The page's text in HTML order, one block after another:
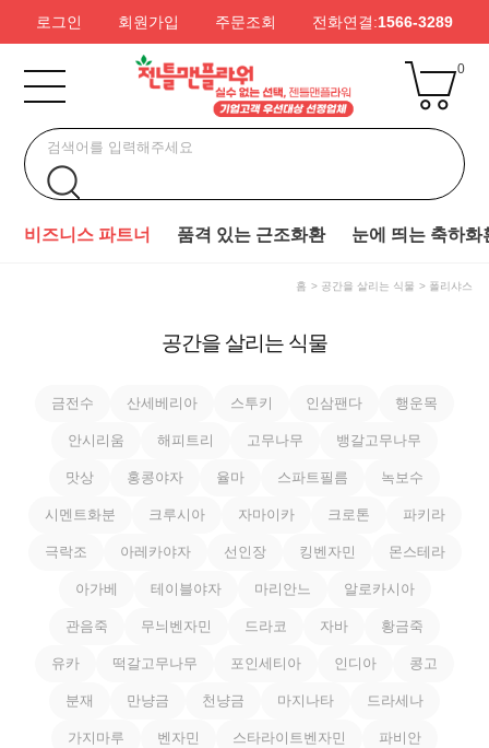
로그인 회원가입 주문조회 전화연결:1566-3289
0
비즈니스 파트너 품격 있는 근조화환 눈에 띄는 축하화
홈 공간을 살리는 식물 폴리샤스
공간을 살리는 식물
금전수 산세베리아 스투키 인삼팬다 행운목
안시리움 해피트리 고무나무 뱅갈고무나무
맛상 홍콩야자 율마 스파트필름 녹보수
시멘트화분 크루시아 자마이카 크로톤 파키라
극락조 아레카야자 선인장 킹벤자민 몬스테라
아가베 테이블야자 마리안느 알로카시아
관음죽 무늬벤자민 드라코 자바 황금죽
유카 떡갈고무나무 포인세티아 인디아 콩고
분재 만냥금 천냥금 마지나타 드라세나
가지마루 벤자민 스타라이트벤자민 파비안